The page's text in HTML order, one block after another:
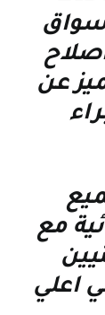
عن
مع
اعلي